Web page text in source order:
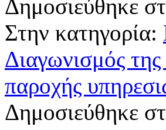
Δημοσιεύθηκε
Στην κατηγορία:
Διαγωνισμός
παροχής
Δημοσιεύθηκε